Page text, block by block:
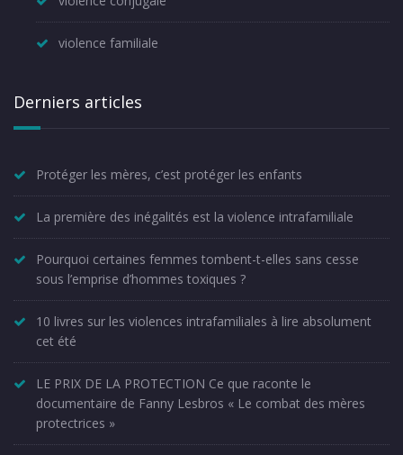
violence familiale
Derniers articles
Protéger les mères, c’est protéger les enfants
La première des inégalités est la violence intrafamiliale
Pourquoi certaines femmes tombent-t-elles sans cesse
sous l’emprise d’hommes toxiques ?
10 livres sur les violences intrafamiliales à lire absolument
cet été
LE PRIX DE LA PROTECTION Ce que raconte le
documentaire de Fanny Lesbros « Le combat des mères
protectrices »